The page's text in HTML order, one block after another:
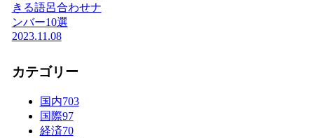
きる語呂合わせナ
ンバー10選
2023.11.08
カテゴリー
国内703
国際97
経済70